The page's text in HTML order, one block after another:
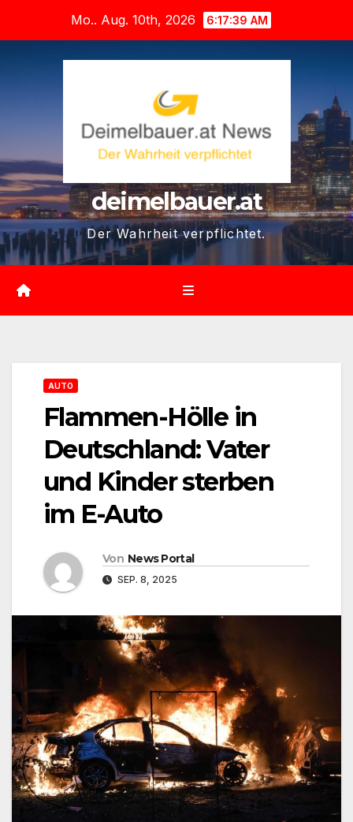
Mo.. Aug. 10th, 2026 6:17:40 AM
deimelbauer.at
Der Wahrheit verpflichtet.
AUTO
Flammen-Hölle in
Deutschland: Vater
und Kinder sterben
im E-Auto
Von News Portal
SEP. 8, 2025